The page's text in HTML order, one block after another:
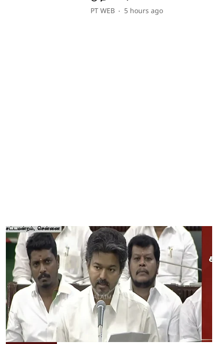
PT WEB 5 hours ago